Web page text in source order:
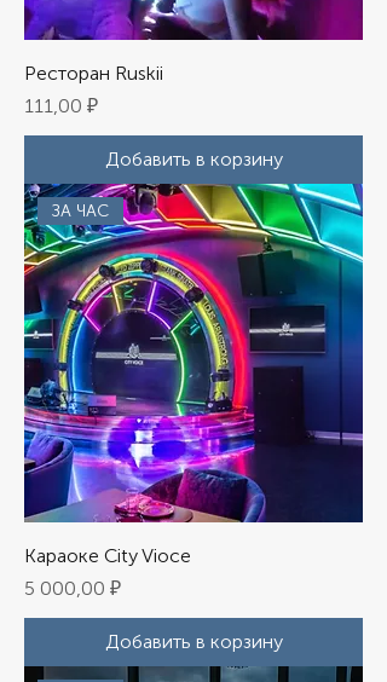
Ресторан Ruskii
Цена
111,00 ₽
Добавить в корзину
ЗА ЧАС
Караоке City Vioce
Цена
5 000,00 ₽
Добавить в корзину